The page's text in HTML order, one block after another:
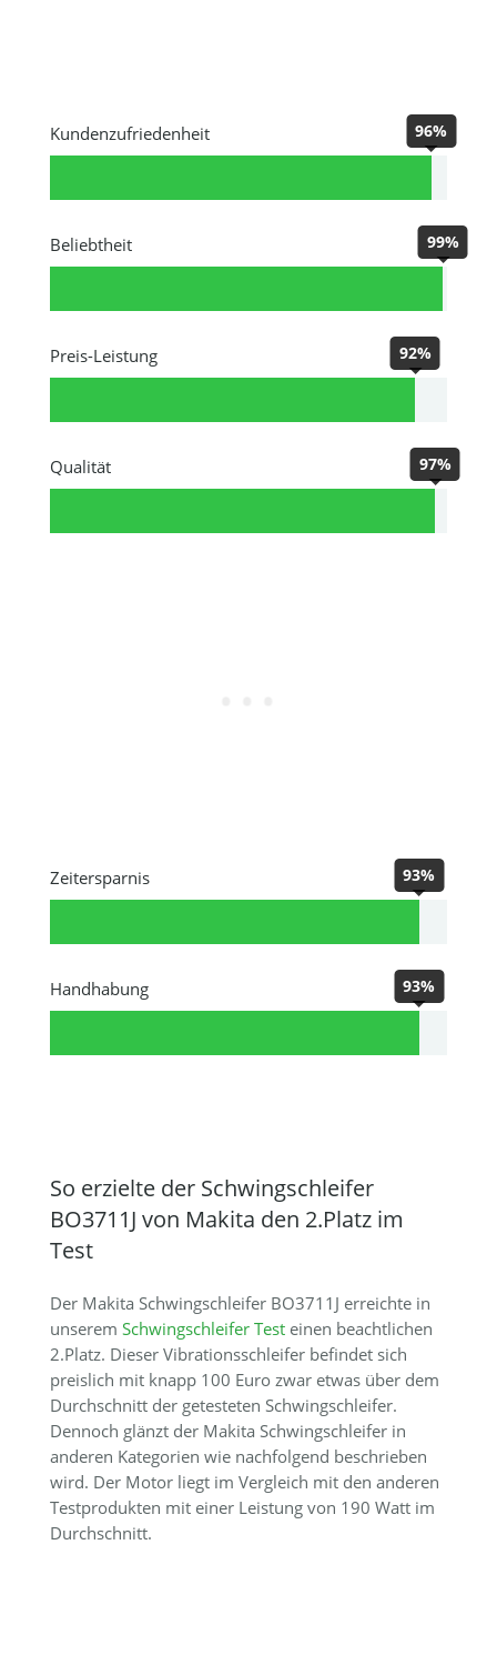
Kundenzufriedenheit 96%
Beliebtheit 99%
Preis-Leistung 92%
Qualität 97%
Zeitersparnis 93%
Handhabung 93%
So erzielte der Schwingschleifer
BO3711J von Makita den 2.Platz im
Test
Der Makita Schwingschleifer BO3711J erreichte in
unserem Schwingschleifer Test einen beachtlichen
2.Platz. Dieser Vibrationsschleifer befindet sich
preislich mit knapp 100 Euro zwar etwas über dem
Durchschnitt der getesteten Schwingschleifer.
Dennoch glänzt der Makita Schwingschleifer in
anderen Kategorien wie nachfolgend beschrieben
wird. Der Motor liegt im Vergleich mit den anderen
Testprodukten mit einer Leistung von 190 Watt im
Durchschnitt.